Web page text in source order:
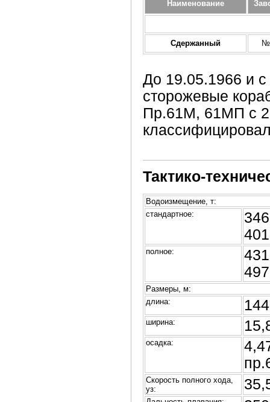
Наименование
Сдержанный
До 19.05.1966 и
сторожевые
Пр.61М, 61МП с
Тактико-
Водоизмещение, т:
стандартное:
полное:
Размеры, м:
длина:
ширина:
осадка:
Скорость полного хода,
уз: